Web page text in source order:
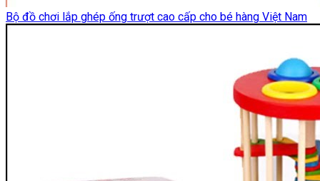
Bộ đồ chơi lắp ghép ống trượt cao cấp cho bé hàng Việt Nam